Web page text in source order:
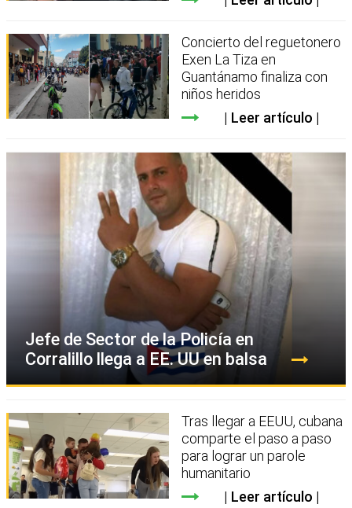
Concierto del reguetonero
Exen La Tiza en
Guantánamo finaliza con
niños heridos
Leer artículo
Jefe de Sector de la Policía en
Corralillo llega a EE. UU en balsa
Tras llegar a EEUU, cubana
comparte el paso a paso
para lograr un parole
humanitario
Leer artículo